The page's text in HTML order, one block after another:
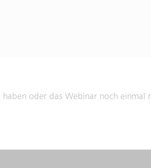
haben oder das Webinar noch